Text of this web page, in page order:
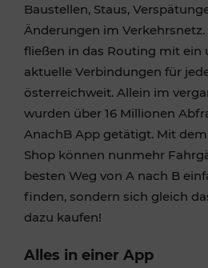
Baustellen, Staus,
Änderungen im
fließen in das Routing mit ein
aktuelle Verbindungen für
österreichweit. Allein im
wurden über 16 Millionen
AnachB App getätigt. Mit
Shop können nunmehr
besten Weg von A nach B
finden, sondern sich gleich
dazu kaufen!
Alles in einer App